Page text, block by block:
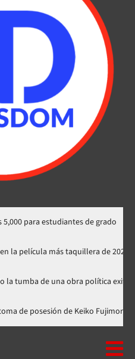
de grado
convierte en la película más
una obra política exitosa”
fue a la toma de posesión de